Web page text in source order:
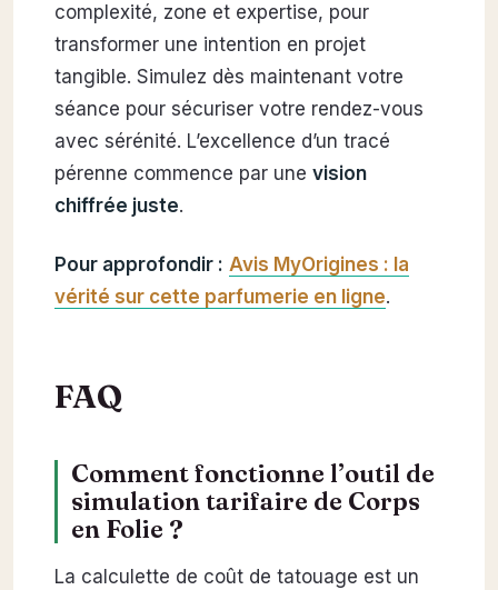
complexité, zone et expertise, pour
transformer une intention en projet
tangible. Simulez dès maintenant votre
séance pour sécuriser votre rendez-vous
avec sérénité. L’excellence d’un tracé
pérenne commence par une vision
chiffrée juste.
Pour approfondir : Avis MyOrigines : la
vérité sur cette parfumerie en ligne.
FAQ
Comment fonctionne l’outil de
simulation tarifaire de Corps
en Folie ?
La calculette de coût de tatouage est un